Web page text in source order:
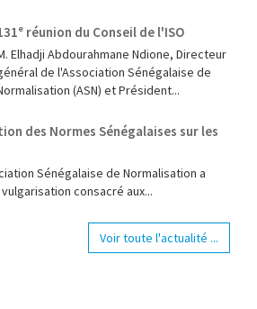
réunion du Conseil de l'ISO
Elhadji Abdourahmane Ndione, Directeur
de l'Association Sénégalaise de
(ASN) et Président...
des Normes Sénégalaises sur les
Sénégalaise de Normalisation a
consacré aux...
Voir toute l'actualité ...